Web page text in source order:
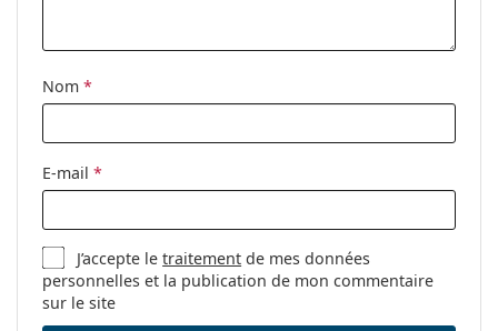
Étui:
Oui
Sexe:
Pour hommes
Catégorie:
Lunettes de vue
Marque:
Prada
Code:
Nom *
E-mail *
J’accepte letraitement de mes données
personnelles et la publication de mon commentaire
sur le site